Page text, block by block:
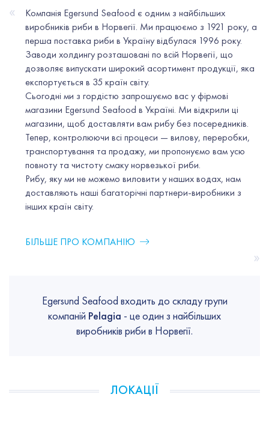
«
»
Компанія Egersund Seafood є одним з найбільших
виробників риби в Норвегії. Ми працюємо з 1921 року, а
перша поставка риби в Україну відбулася 1996 року.
Заводи холдингу розташовані по всій Норвегії, що
дозволяє випускати широкий асортимент продукції, яка
експортується в 35 країн світу.
Сьогодні ми з гордістю запрошуємо вас у фірмові
магазини Egersund Seafood в Україні. Ми відкрили ці
магазини, щоб доставляти вам рибу без посередників.
Тепер, контролюючи всі процеси — вилову, переробки,
транспортування та продажу, ми пропонуємо вам усю
повноту та чистоту смаку норвезької риби.
Рибу, яку ми не можемо виловити у наших водах, нам
доставляють наші багаторічні партнери-виробники з
інших країн світу.
БІЛЬШЕ ПРО КОМПАНІЮ
Egersund Seafood входить до складу групи
компаній Pelagia - це один з найбільших
виробників риби в Норвегії.
ЛОКАЦІЇ